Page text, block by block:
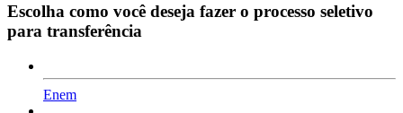
Escolha como você deseja fazer o processo seletivo
para transferência
Enem